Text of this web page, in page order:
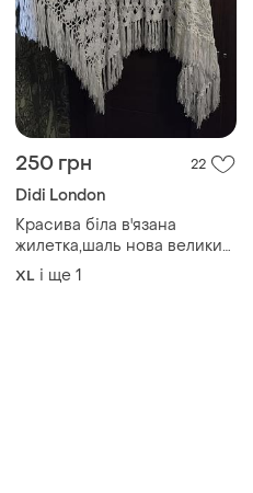
250 грн 22
Didi London
Красива біла в'язана
жилетка,шаль нова великий
розмір
XL і ще 1